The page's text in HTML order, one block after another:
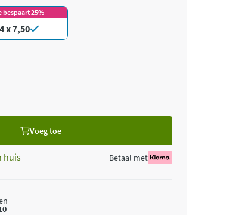
bespaart 25%
4 x 7,50
Voeg toe
huis Betaal met